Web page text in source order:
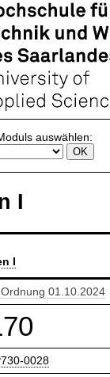
auswählen:
I
I
01.10.2024
0028